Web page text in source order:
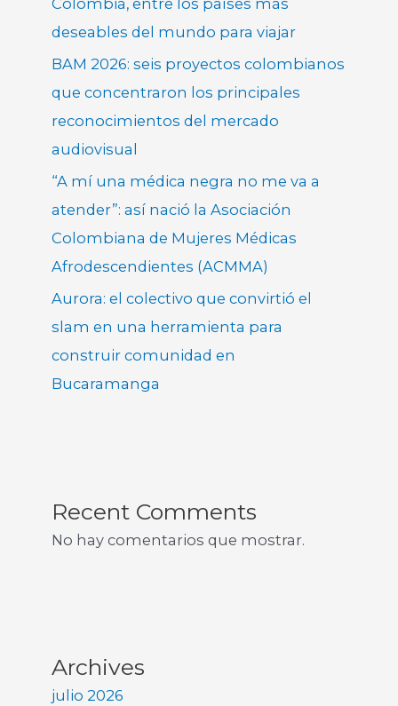
deseables del mundo para viajar
BAM 2026: seis proyectos colombianos
que concentraron los principales
reconocimientos del mercado
audiovisual
“A mí una médica negra no me va a
atender”: así nació la Asociación
Colombiana de Mujeres Médicas
Afrodescendientes (ACMMA)
Aurora: el colectivo que convirtió el
slam en una herramienta para
construir comunidad en
Bucaramanga
Recent Comments
No hay comentarios que mostrar.
Archives
julio 2026